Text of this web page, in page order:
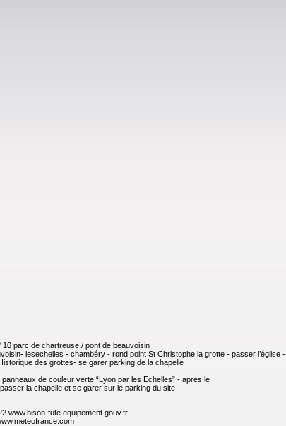
10 parc de chartreuse / pont de beauvoisin
lesechelles - chambéry - rond point St Christophe la grotte - passer l’église -
des grottes- se garer parking de la chapelle
de couleur verte “Lyon par les Echelles” - après le
la chapelle et se garer sur le parking du site
www.bison-fute.equipement.gouv.fr